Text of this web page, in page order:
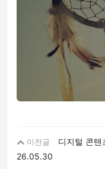
이전글
디지털 콘텐
26.05.30